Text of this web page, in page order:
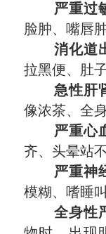
严重过
脸肿、嘴唇
消化道
拉黑便、肚
急性肝
像浓茶、全
严重心
齐、头晕站
严重神
模糊、嗜睡
全身性